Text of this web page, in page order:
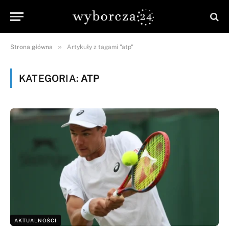
Strona główna » Artykuły z tagami "atp"
KATEGORIA: ATP
AKTUALNOŚCI